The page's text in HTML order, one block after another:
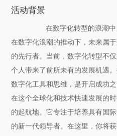
活动背景
在数字化转型的浪潮
在数字化浪潮的推动下，未来属
的先行者。当前，数字化转型不
个人带来了前所未有的发展机遇
数字化工具和思维，是开启成功之
在这个全球化和技术快速发展的
的起航地。它专注于培养具有国
的新一代领导者。在这里，你将